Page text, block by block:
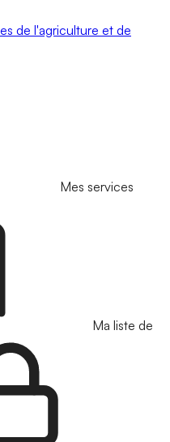
de l'agriculture et de
Mes services
Ma liste de